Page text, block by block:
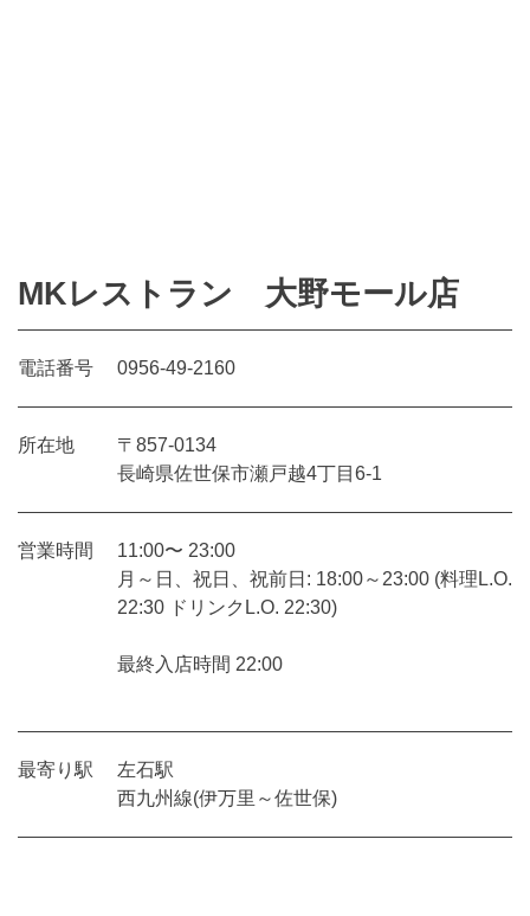
MKレストラン 大野モール店
電話番号 0956-49-2160
所在地
〒857-0134
長崎県佐世保市瀬戸越4丁目6-1
営業時間
11:00〜 23:00
月～日、祝日、祝前日: 18:00～23:00 (料理L.O.
22:30 ドリンクL.O. 22:30)
最終入店時間 22:00
最寄り駅
左石駅
西九州線(伊万里～佐世保)